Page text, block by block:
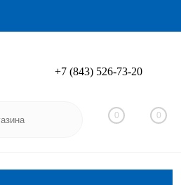
Вход
+7 (843) 526-73-20
0 0